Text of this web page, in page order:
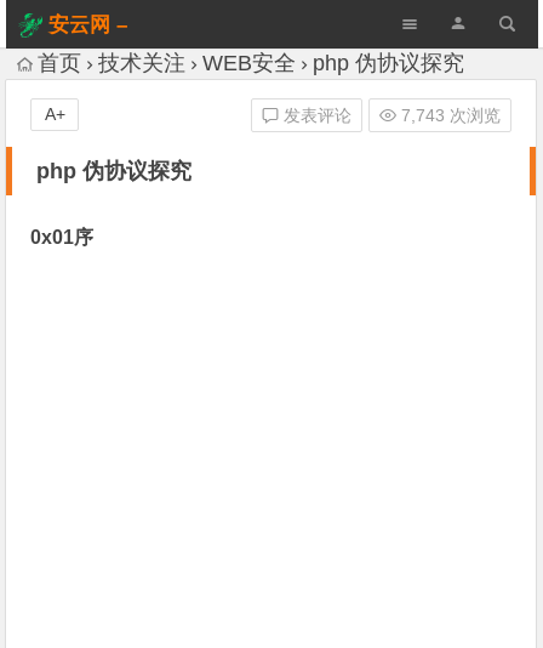
安云网 –
AnYun.ORG
首页 技术关注 WEB安全 php 伪协议探究
php 伪协议探究
发表评论 7,743 次浏览
A+
0x01序